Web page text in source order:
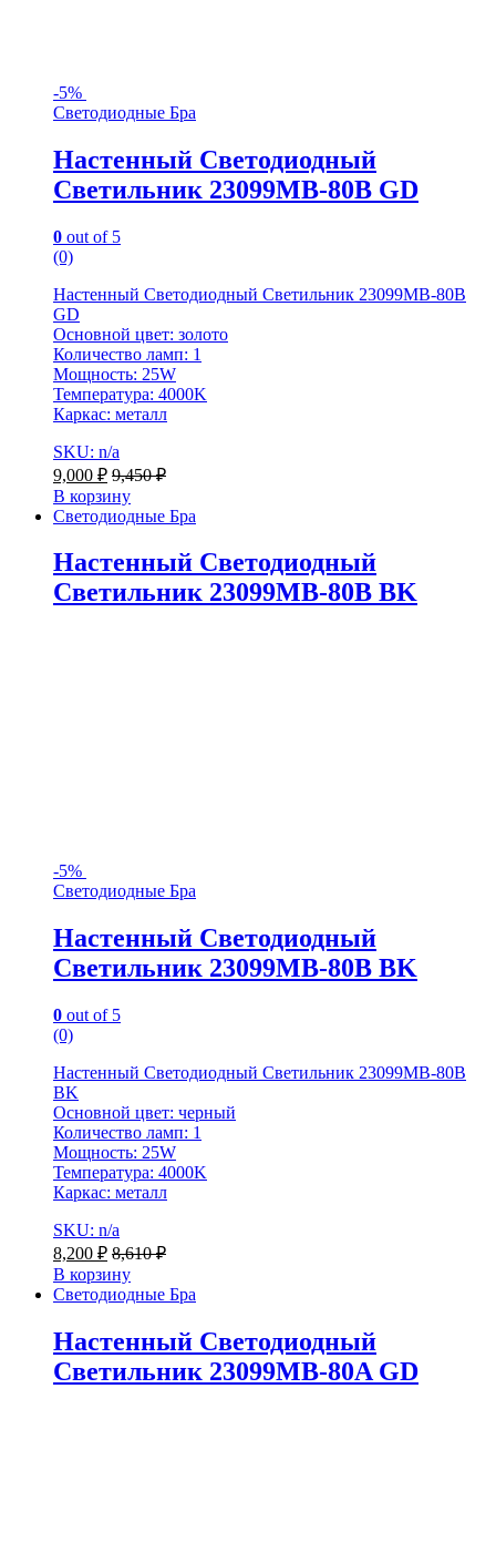
-5%
Светодиодные Бра
Настенный Светодиодный
Светильник 23099MB-80B GD
0 out of 5
(0)
Настенный Светодиодный Светильник 23099MB-80B
GD
Основной цвет: золото
Количество ламп: 1
Мощность: 25W
Температура: 4000K
Каркас: металл
SKU: n/a
9,000 ₽ 9,450₽
В корзину
Светодиодные Бра
Настенный Светодиодный
Светильник 23099MB-80B BK
-5%
Светодиодные Бра
Настенный Светодиодный
Светильник 23099MB-80B BK
0 out of 5
(0)
Настенный Светодиодный Светильник 23099MB-80B
BK
Основной цвет: черный
Количество ламп: 1
Мощность: 25W
Температура: 4000K
Каркас: металл
SKU: n/a
8,200 ₽ 8,610₽
В корзину
Светодиодные Бра
Настенный Светодиодный
Светильник 23099MB-80A GD